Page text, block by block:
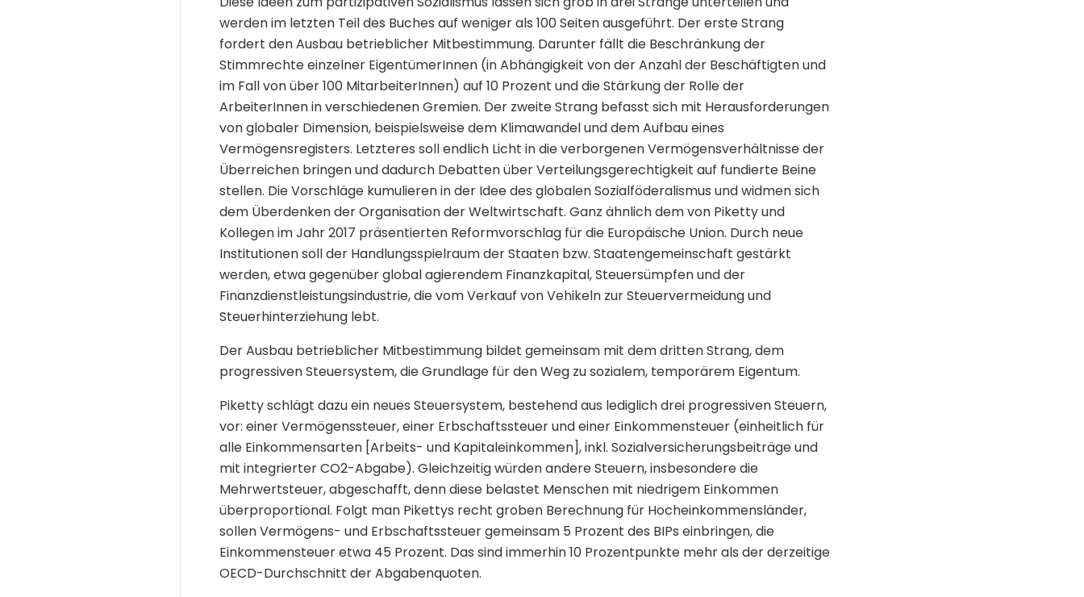
werden im letzten Teil des Buches auf weniger als 100 Seiten ausgeführt. Der erste Strang
fordert den Ausbau betrieblicher Mitbestimmung. Darunter fällt die Beschränkung der
Stimmrechte einzelner EigentümerInnen (in Abhängigkeit von der Anzahl der Beschäftigten und
im Fall von über 100 MitarbeiterInnen) auf 10 Prozent und die Stärkung der Rolle der
ArbeiterInnen in verschiedenen Gremien. Der zweite Strang befasst sich mit Herausforderungen
von globaler Dimension, beispielsweise dem Klimawandel und dem Aufbau eines
Vermögensregisters. Letzteres soll endlich Licht in die verborgenen Vermögensverhältnisse der
Überreichen bringen und dadurch Debatten über Verteilungsgerechtigkeit auf fundierte Beine
stellen. Die Vorschläge kumulieren in der Idee des globalen Sozialföderalismus und widmen sich
dem Überdenken der Organisation der Weltwirtschaft. Ganz ähnlich dem von Piketty und
Kollegen im Jahr 2017 präsentierten Reformvorschlag für die Europäische Union. Durch neue
Institutionen soll der Handlungsspielraum der Staaten bzw. Staatengemeinschaft gestärkt
werden, etwa gegenüber global agierendem Finanzkapital, Steuersümpfen und der
Finanzdienstleistungsindustrie, die vom Verkauf von Vehikeln zur Steuervermeidung und
Steuerhinterziehung lebt.
Der Ausbau betrieblicher Mitbestimmung bildet gemeinsam mit dem dritten Strang, dem
progressiven Steuersystem, die Grundlage für den Weg zu sozialem, temporärem Eigentum.
Piketty schlägt dazu ein neues Steuersystem, bestehend aus lediglich drei progressiven Steuern,
vor: einer Vermögenssteuer, einer Erbschaftssteuer und einer Einkommensteuer (einheitlich für
alle Einkommensarten [Arbeits- und Kapitaleinkommen], inkl. Sozialversicherungsbeiträge und
mit integrierter CO2-Abgabe). Gleichzeitig würden andere Steuern, insbesondere die
Mehrwertsteuer, abgeschafft, denn diese belastet Menschen mit niedrigem Einkommen
überproportional. Folgt man Pikettys recht groben Berechnung für Hocheinkommensländer,
sollen Vermögens- und Erbschaftssteuer gemeinsam 5 Prozent des BIPs einbringen, die
Einkommensteuer etwa 45 Prozent. Das sind immerhin 10 Prozentpunkte mehr als der derzeitige
OECD-Durchschnitt der Abgabenquoten.